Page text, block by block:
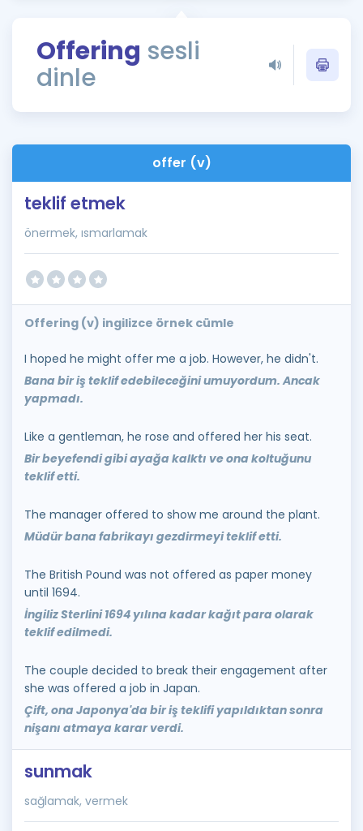
Rehberlik Aracı
ÖSYM Sınav Takvimi
İngilizce Gramer
Offering sesli
dinle
offer (v)
teklif etmek
önermek, ısmarlamak
Offering (v) ingilizce örnek cümle
I hoped he might offer me a job. However, he didn't.
Bana bir iş teklif edebileceğini umuyordum. Ancak
yapmadı.
Like a gentleman, he rose and offered her his seat.
Bir beyefendi gibi ayağa kalktı ve ona koltuğunu
teklif etti.
The manager offered to show me around the plant.
Müdür bana fabrikayı gezdirmeyi teklif etti.
The British Pound was not offered as paper money
until 1694.
İngiliz Sterlini 1694 yılına kadar kağıt para olarak
teklif edilmedi.
The couple decided to break their engagement after
she was offered a job in Japan.
Çift, ona Japonya'da bir iş teklifi yapıldıktan sonra
nişanı atmaya karar verdi.
sunmak
sağlamak, vermek